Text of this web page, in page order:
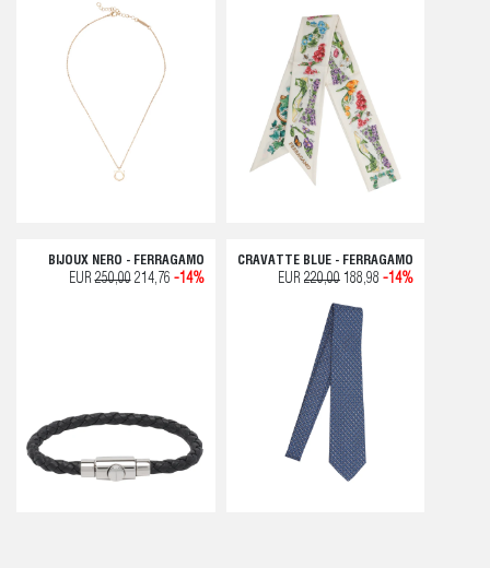
BIJOUX NERO - FERRAGAMO
EUR250,00214,76 -14%
CRAVATTE BLUE - FERRAGAMO
EUR 220,00 188,98 -14%